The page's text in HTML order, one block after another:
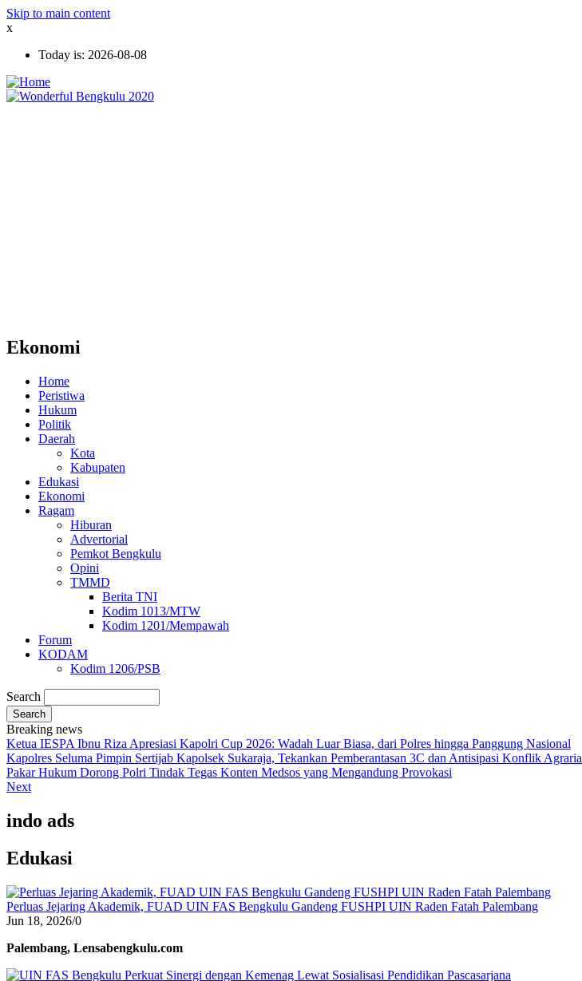
Skip to main content
x
Today is: 2026-08-08
Ekonomi
Home
Peristiwa
Hukum
Politik
Daerah
Kota
Kabupaten
Edukasi
Ekonomi
Ragam
Hiburan
Advertorial
Pemkot Bengkulu
Opini
TMMD
Berita TNI
Kodim 1013/MTW
Kodim 1201/Mempawah
Forum
KODAM
Kodim 1206/PSB
Search
Breaking news
Ketua IESPA Ibnu Riza Apresiasi Kapolri Cup 2026: Wadah Luar Biasa, dari Polres hingga Panggung Nasional
Kapolres Seluma Pimpin Sertijab Kapolsek Sukaraja, Tekankan Pemberantasan 3C dan Antisipasi Konflik Agraria
Pakar Hukum Dorong Polri Tindak Tegas Konten Medsos yang Mengandung Provokasi
Next
indo ads
Edukasi
Perluas Jejaring Akademik, FUAD UIN FAS Bengkulu Gandeng FUSHPI UIN Raden Fatah Palembang
Jun 18, 2026/0
Palembang, Lensabengkulu.com